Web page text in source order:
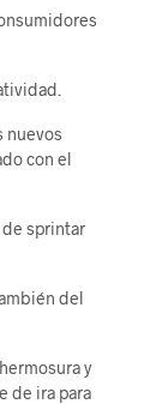
nuevos
con el
de sprintar
del
y
de ira para